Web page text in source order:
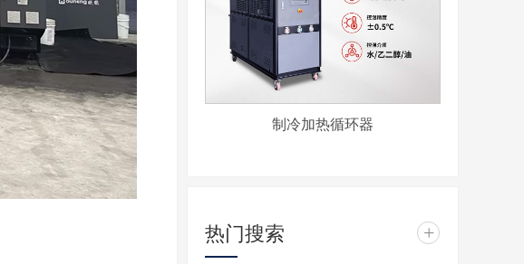
制冷加热循环器
热门搜索 +